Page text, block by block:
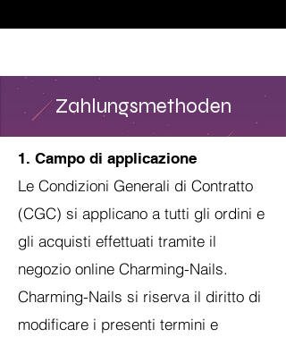
Zahlungsmethoden
1. Campo di applicazione
Le Condizioni Generali di Contratto
(CGC) si applicano a tutti gli ordini e
gli acquisti effettuati tramite il
negozio online Charming-Nails.
Charming-Nails si riserva il diritto di
modificare i presenti termini e